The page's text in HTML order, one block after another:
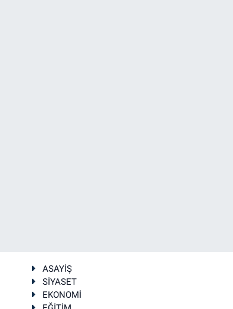
ASAYİŞ
SİYASET
EKONOMİ